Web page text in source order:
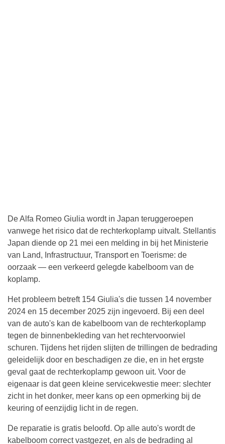
De Alfa Romeo Giulia wordt in Japan teruggeroepen
vanwege het risico dat de rechterkoplamp uitvalt. Stellantis
Japan diende op 21 mei een melding in bij het Ministerie
van Land, Infrastructuur, Transport en Toerisme: de
oorzaak — een verkeerd gelegde kabelboom van de
koplamp.
Het probleem betreft 154 Giulia's die tussen 14 november
2024 en 15 december 2025 zijn ingevoerd. Bij een deel
van de auto's kan de kabelboom van de rechterkoplamp
tegen de binnenbekleding van het rechtervoorwiel
schuren. Tijdens het rijden slijten de trillingen de bedrading
geleidelijk door en beschadigen ze die, en in het ergste
geval gaat de rechterkoplamp gewoon uit. Voor de
eigenaar is dat geen kleine servicekwestie meer: slechter
zicht in het donker, meer kans op een opmerking bij de
keuring of eenzijdig licht in de regen.
De reparatie is gratis beloofd. Op alle auto's wordt de
kabelboom correct vastgezet, en als de bedrading al